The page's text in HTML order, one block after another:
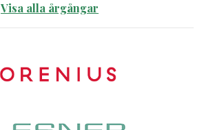
Visa alla årgångar